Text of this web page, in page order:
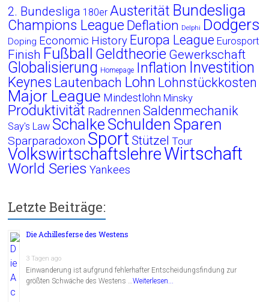
2. Bundesliga 180er Austerität Bundesliga
Champions League Deflation Delphi Dodgers
Doping Economic History Europa League Eurosport
Finish Fußball Geldtheorie Gewerkschaft
Globalisierung Homepage Inflation Investition
Keynes Lautenbach Lohn Lohnstückkosten
Major League Mindestlohn Minsky
Produktivität Radrennen Saldenmechanik
Say's Law Schalke Schulden Sparen
Sparparadoxon Sport Stützel Tour
VolkswirtschaftslehreWirtschaft
World Series Yankees
Letzte Beiträge:
Die Achillesferse des Westens
3 Tagen ago
Einwanderung ist aufgrund fehlerhafter Entscheidungsfindung zur
größten Schwäche des Westens …Weiterlesen...